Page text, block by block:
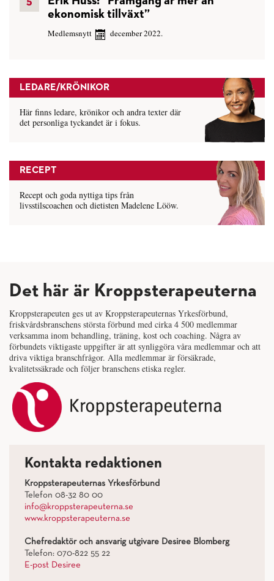
ekonomisk tillväxt”
Medlemsnytt december 2022.
LEDARE/KRÖNIKOR
Här finns ledare, krönikor och andra texter där
det personliga tyckandet är i fokus.
RECEPT
Recept och goda nyttiga tips från
livsstilscoachen och dietisten Madelene Lööw.
Det här är Kroppsterapeuterna
Kroppsterapeuten ges ut av Kroppsterapeuternas Yrkesförbund,
friskvårdsbranschens största förbund med cirka 4 500 medlemmar
verksamma inom behandling, träning, kost och coaching. Några av
förbundets viktigaste uppgifter är att synliggöra våra medlemmar och att
driva viktiga branschfrågor. Alla medlemmar är försäkrade,
kvalitetssäkrade och följer branschens etiska regler.
Kontakta redaktionen
Kroppsterapeuternas Yrkesförbund
Telefon 08-32 80 00
info@kroppsterapeuterna.se
www.kroppsterapeuterna.se
Chefredaktör och ansvarig utgivare Desiree Blomberg
Telefon: 070-822 55 22
E-post Desiree